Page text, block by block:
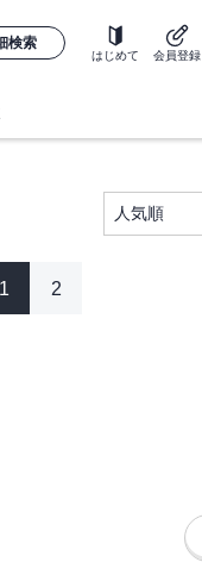
検索
はじめて 会員登録
人気順
1 2